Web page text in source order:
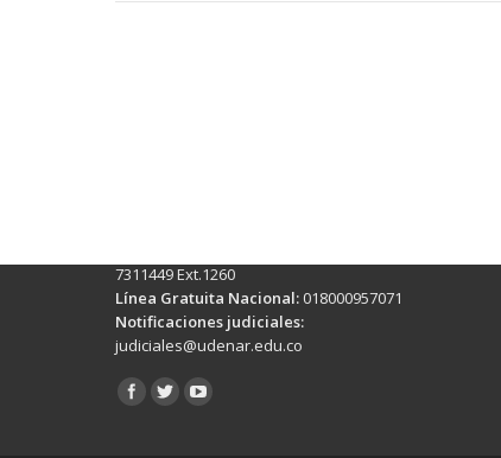
7311449 Ext.1260
Línea Gratuita Nacional: 018000957071
Notificaciones judiciales:
judiciales@udenar.edu.co
Encuéntranos en: